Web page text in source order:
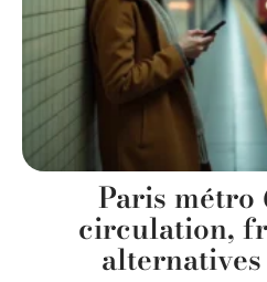
Paris métro
circulation,